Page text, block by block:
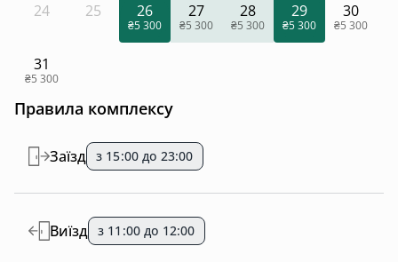
24 25 26
₴5 300
27
₴5 300
28
₴5 300
29
₴5 300
30
₴5 300
31
₴5 300
Правила комплексу
Заїзд з 15:00 до 23:00
Виїзд з 11:00 до 12:00